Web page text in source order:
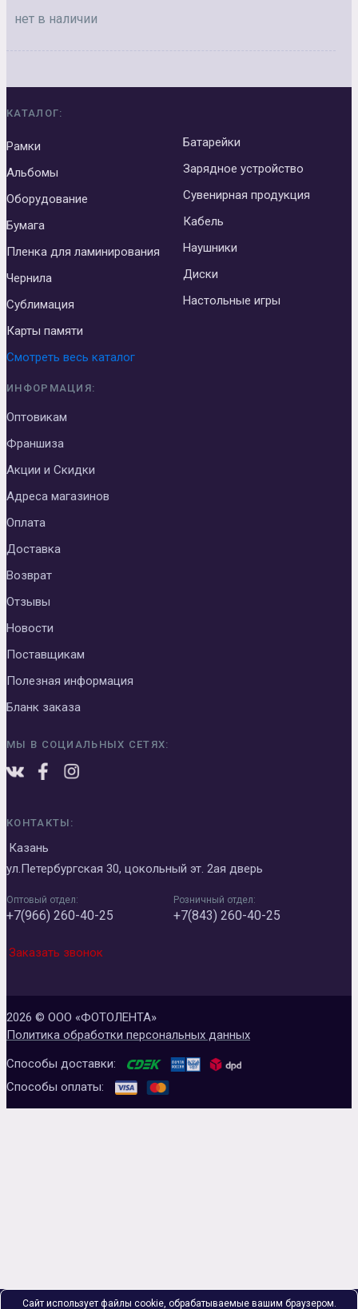
нет в наличии
КАТАЛОГ:
Рамки
Альбомы
Оборудование
Бумага
Пленка для ламинирования
Чернила
Сублимация
Карты памяти
Батарейки
Зарядное устройство
Сувенирная продукция
Кабель
Наушники
Диски
Настольные игры
Смотреть весь каталог
ИНФОРМАЦИЯ:
Оптовикам
Франшиза
Акции и Скидки
Адреса магазинов
Оплата
Доставка
Возврат
Отзывы
Новости
Поставщикам
Полезная информация
Бланк заказа
МЫ В СОЦИАЛЬНЫХ СЕТЯХ:
КОНТАКТЫ:
Казань
ул.Петербургская 30, цокольный эт. 2ая дверь
Оптовый отдел:
+7(966) 260-40-25
Розничный отдел:
+7(843) 260-40-25
Заказать звонок
2026 © ООО «ФОТОЛЕНТА»
Политика обработки персональных данных
Способы доставки:
Способы оплаты:
Сайт использует файлы cookie, обрабатываемые вашим браузером.